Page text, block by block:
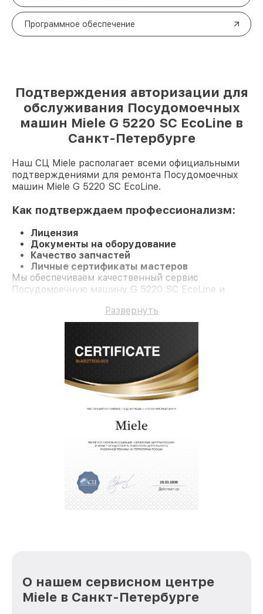
Программное обеспечение
Подтверждения авторизации для
обслуживания Посудомоечных
машин Miele G 5220 SC EcoLine в
Санкт-Петербурге
Наш СЦ Miele располагает всеми официальными
подтверждениями для ремонта Посудомоечных
машин Miele G 5220 SC EcoLine.
Как подтверждаем профессионализм:
Лицензия
Документы на оборудование
Качество запчастей
Личные сертификаты мастеров
Мы обеспечиваем качественный сервис
Посудомоечную машину G 5220 SC EcoLine и
Развернуть
О нашем сервисном центре
Miele в Санкт-Петербурге